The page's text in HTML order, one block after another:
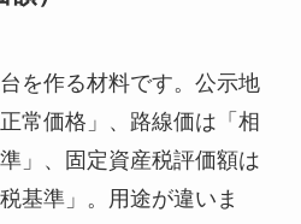
を作る材料です。公示地
常価格」、路線価は「相
」、固定資産税評価額は
基準」。用途が違いま